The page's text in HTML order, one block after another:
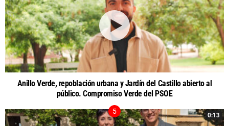
Anillo Verde, repoblación urbana y Jardín del Castillo abierto al
público. Compromiso Verde del PSOE
0:13